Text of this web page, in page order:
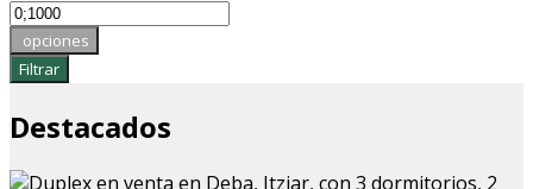
opciones
Filtrar
Destacados